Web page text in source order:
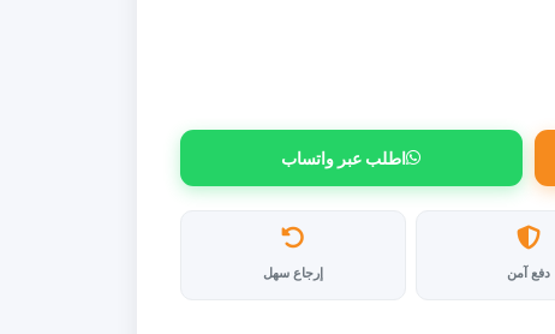
اطلب عبر واتساب
دفع آمن إرجاع سهل